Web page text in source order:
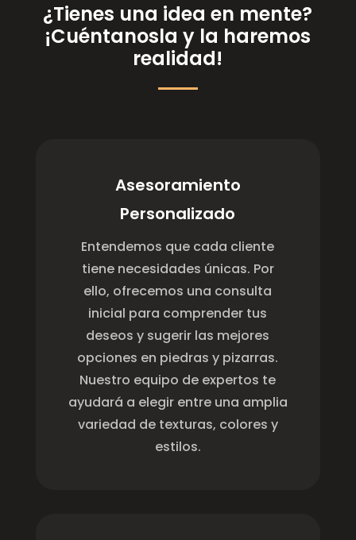
¿Tienes una idea en mente?
¡Cuéntanosla y la haremos
realidad!
Asesoramiento
Personalizado
Entendemos que cada cliente
tiene necesidades únicas. Por
ello, ofrecemos una consulta
inicial para comprender tus
deseos y sugerir las mejores
opciones en piedras y pizarras.
Nuestro equipo de expertos te
ayudará a elegir entre una amplia
variedad de texturas, colores y
estilos.